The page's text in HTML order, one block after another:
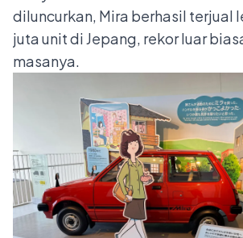
diluncurkan, Mira berhasil terjual
juta unit di Jepang, rekor luar
masanya.